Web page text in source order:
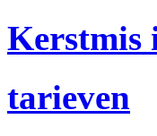
Kerstmis
tarieven